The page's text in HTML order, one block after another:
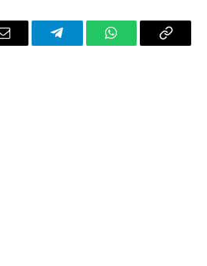
Email TelegramWhatsAppCopy